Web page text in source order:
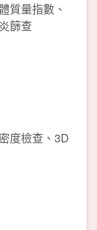
質量指數、
篩查
度檢查、3D